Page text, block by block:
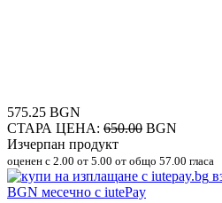
575.25 BGN
СТАРА ЦЕНА: 650.00 BGN
Изчерпан продукт
оценен с 2.00 от 5.00 от общо 57.00 гласа
BGN месечно с iutePay